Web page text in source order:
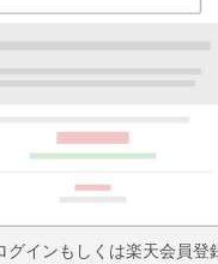
グインもしくは楽天会員登